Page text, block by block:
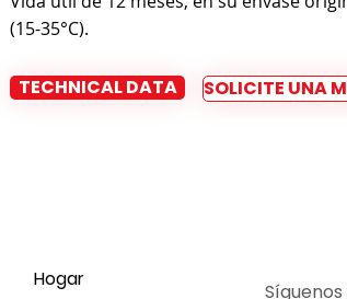
(15-35°C).
TECHNICAL DATA SOLICITE UNA
Hogar